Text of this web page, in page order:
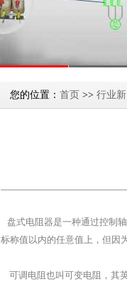
您的位置： 首页 >> 行业
盘式电阻器是一种通过控制
标称值以内的任意值上，但因
可调电阻也叫可变电阻，其